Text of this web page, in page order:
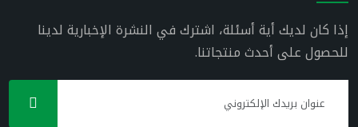
إذا كان لديك أية أسئلة، اشترك في النشرة الإخبارية لدينا
للحصول على أحدث منتجاتنا.